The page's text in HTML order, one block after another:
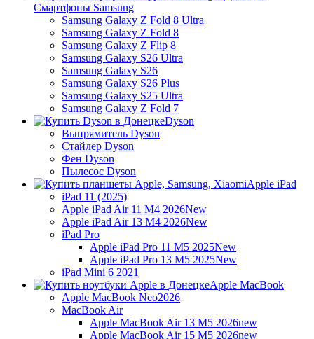
Смартфоны Samsung
Samsung Galaxy Z Fold 8 Ultra
Samsung Galaxy Z Fold 8
Samsung Galaxy Z Flip 8
Samsung Galaxy S26 Ultra
Samsung Galaxy S26
Samsung Galaxy S26 Plus
Samsung Galaxy S25 Ultra
Samsung Galaxy Z Fold 7
Dyson
Выпрямитель Dyson
Стайлер Dyson
Фен Dyson
Пылесос Dyson
Apple iPad
iPad 11 (2025)
Apple iPad Air 11 M4 2026New
Apple iPad Air 13 M4 2026New
iPad Pro
Apple iPad Pro 11 M5 2025New
Apple iPad Pro 13 M5 2025New
iPad Mini 6 2021
Apple MacBook
Apple MacBook Neo2026
MacBook Air
Apple MacBook Air 13 M5 2026new
Apple MacBook Air 15 M5 2026new